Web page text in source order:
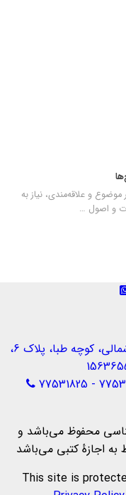
و علاقه‌مندی، نیاز به
و اصول …
تهران - خیابان طالقانی، خیابان بهار شمالی، کوچه طبا، پلاک 6،
77531825 -
محفوظ می‌باشد و
به اجازهٔ کتبی می‌باشد
This site is